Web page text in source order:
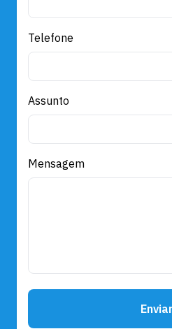
Telefone
Assunto
Mensagem
Enviar